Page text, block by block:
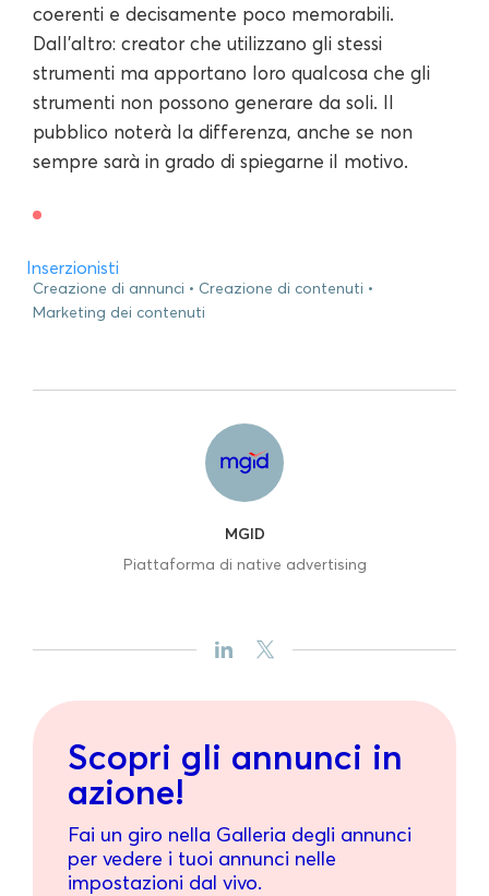
coerenti e decisamente poco memorabili.
Dall'altro: creator che utilizzano gli stessi
strumenti ma apportano loro qualcosa che gli
strumenti non possono generare da soli. Il
pubblico noterà la differenza, anche se non
sempre sarà in grado di spiegarne il motivo.
Inserzionisti
Creazione di annunci
Creazione di contenuti
Marketing dei contenuti
MGID
Piattaforma di native advertising
Scopri gli annunci in
azione!
Fai un giro nella Galleria degli annunci
per vedere i tuoi annunci nelle
impostazioni dal vivo.